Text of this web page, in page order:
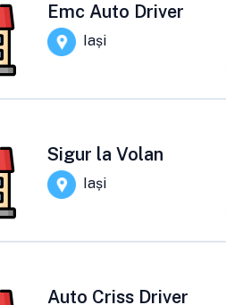
Emc Auto Driver
Iași
Sigur la Volan
Iași
Auto Criss Driver